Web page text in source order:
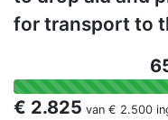
for transport to
€ 2.825 van € 2.500